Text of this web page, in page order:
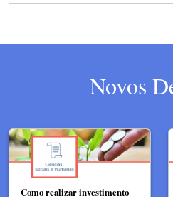
Novos
Como realizar investimento